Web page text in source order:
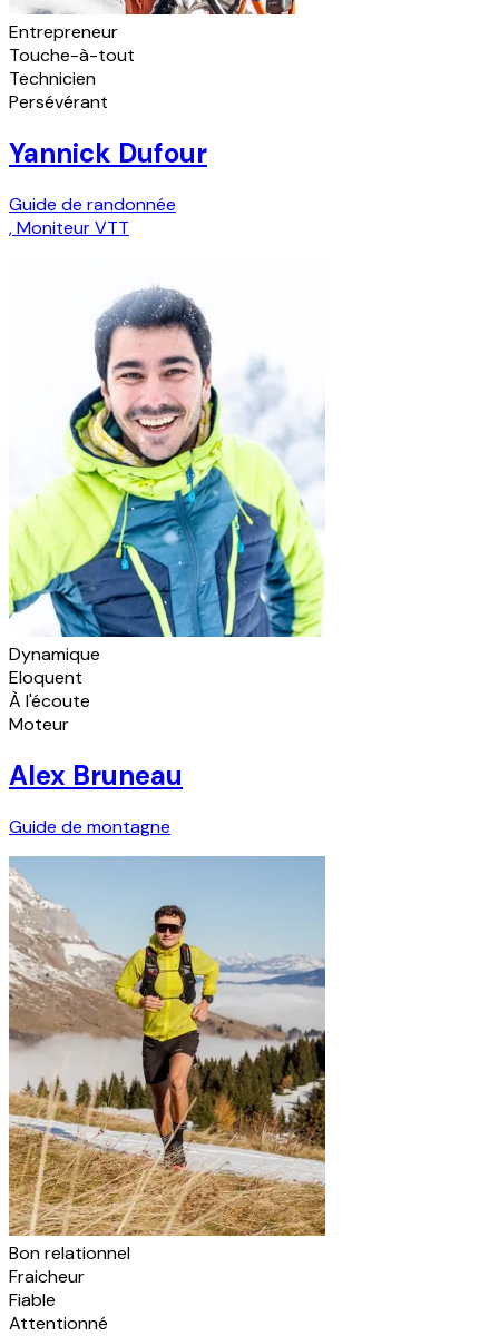
Entrepreneur
Touche-à-tout
Technicien
Persévérant
Yannick Dufour
Guide de randonnée
,Moniteur VTT
Dynamique
Eloquent
À l'écoute
Moteur
Alex Bruneau
Guide de montagne
Bon relationnel
Fraicheur
Fiable
Attentionné